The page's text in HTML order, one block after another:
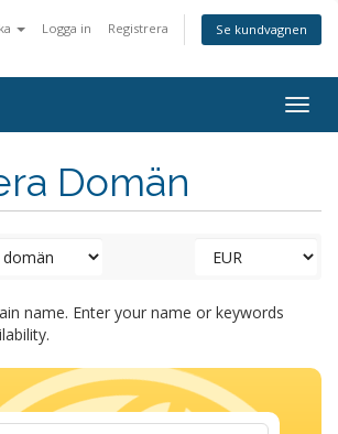
Logga in Registrera Se kundvagnen
Domän
name. Enter your name or keywords